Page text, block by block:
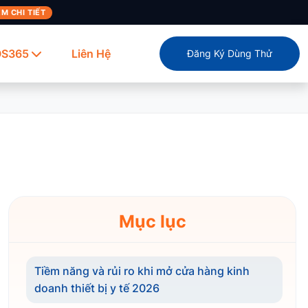
CHI TIẾT
Liên Hệ Đăng Ký Dùng Thử
Mục lục
Tiềm năng và rủi ro khi mở cửa hàng kinh
doanh thiết bị y tế 2026